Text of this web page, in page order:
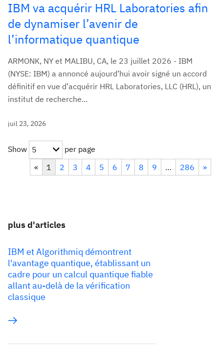
IBM va acquérir HRL Laboratories afin
de dynamiser l’avenir de
l’informatique quantique
ARMONK, NY et MALIBU, CA, le 23 juillet 2026 - IBM
(NYSE: IBM) a annoncé aujourd’hui avoir signé un accord
définitif en vue d’acquérir HRL Laboratories, LLC (HRL), un
institut de recherche...
juil 23, 2026
Show 5
per page
«
1 2 3 4 5 6 7 8 9 … 286 »
plus d'articles
IBM et Algorithmiq démontrent
l'avantage quantique, établissant un
cadre pour un calcul quantique fiable
allant au-delà de la vérification
classique